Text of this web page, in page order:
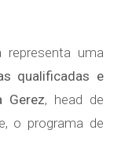
representa uma
qualificadas e
Gerez, head de
o programa de